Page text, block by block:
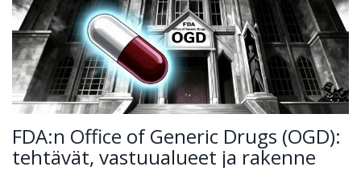
FDA:n Office of Generic Drugs (OGD):
tehtävät, vastuualueet ja rakenne